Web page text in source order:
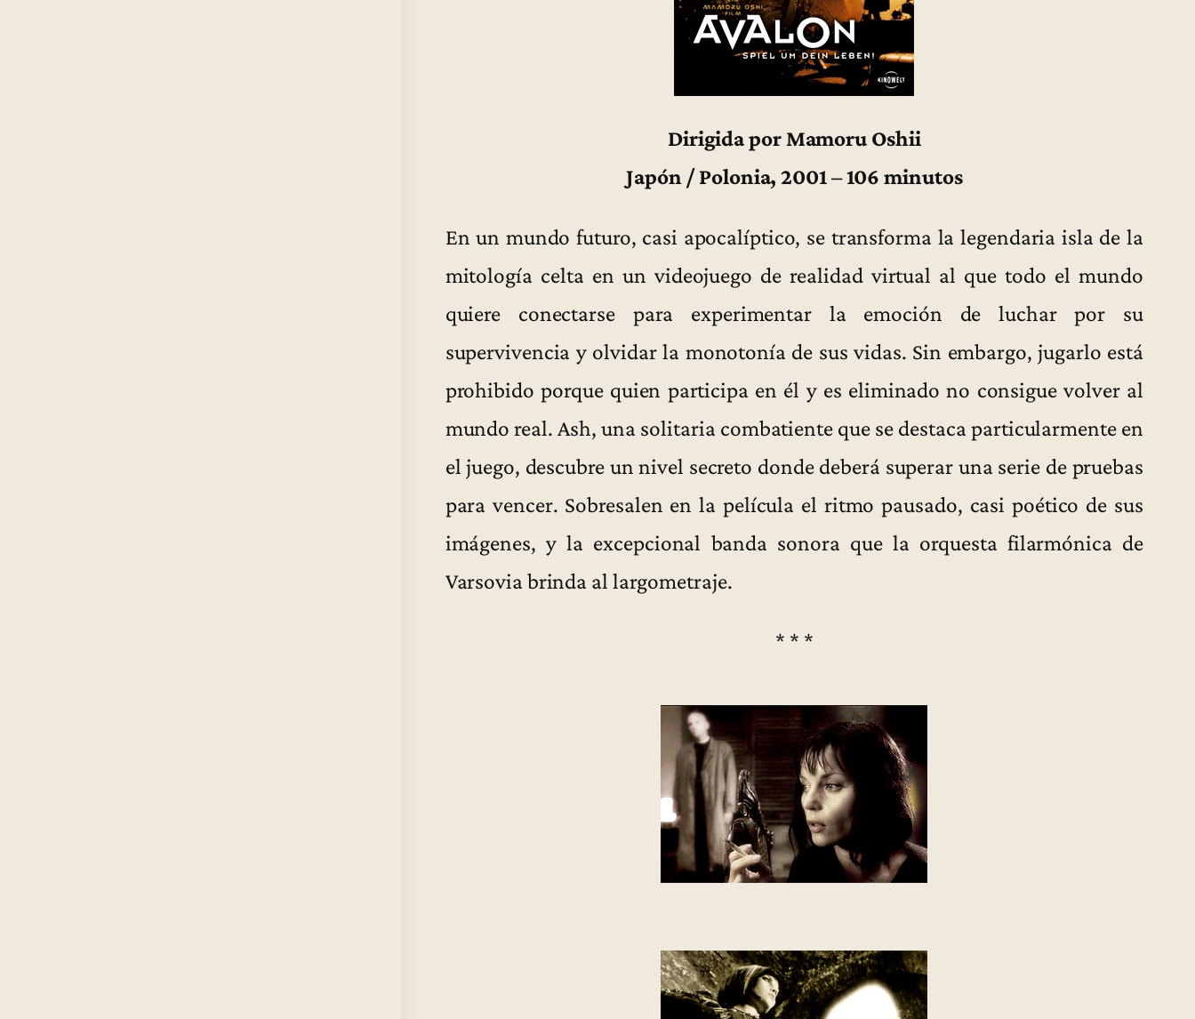
Dirigida por Mamoru Oshii
Japón / Polonia, 2001 – 106 minutos
En un mundo futuro, casi apocalíptico, se transforma la legendaria isla de la
mitología celta en un videojuego de realidad virtual al que todo el mundo
quiere conectarse para experimentar la emoción de luchar por su
supervivencia y olvidar la monotonía de sus vidas. Sin embargo, jugarlo está
prohibido porque quien participa en él y es eliminado no consigue volver al
mundo real. Ash, una solitaria combatiente que se destaca particularmente en
el juego, descubre un nivel secreto donde deberá superar una serie de pruebas
para vencer. Sobresalen en la película el ritmo pausado, casi poético de sus
imágenes, y la excepcional banda sonora que la orquesta filarmónica de
Varsovia brinda al largometraje.
* * *